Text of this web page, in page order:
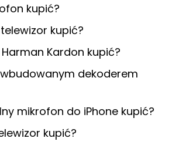
kupić?
kupić?
Kardon kupić?
dekoderem
mikrofon do iPhone kupić?
kupić?